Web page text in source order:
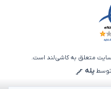
متعلق به کاشی‌لند است.
پله